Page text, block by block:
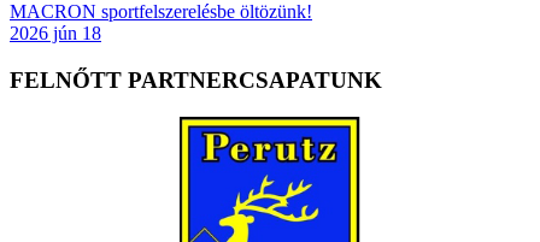
MACRON sportfelszerelésbe öltözünk!
2026 jún 18
FELNŐTT PARTNERCSAPATUNK